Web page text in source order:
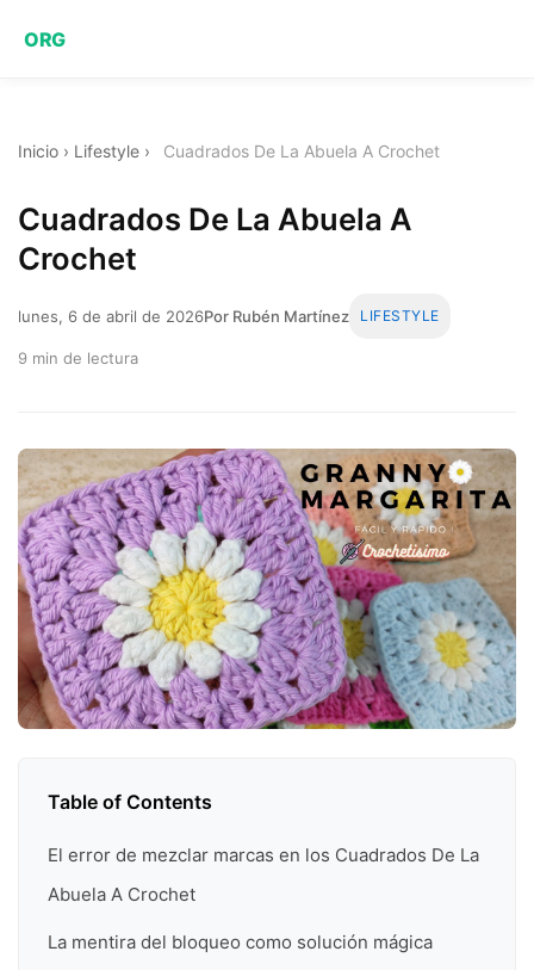
ORG
Inicio › Lifestyle › Cuadrados De La Abuela A Crochet
Cuadrados De La Abuela A
Crochet
lunes, 6 de abril de 2026Por Rubén Martínez LIFESTYLE
9 min de lectura
Table of Contents
El error de mezclar marcas en los Cuadrados De La
Abuela A Crochet
La mentira del bloqueo como solución mágica